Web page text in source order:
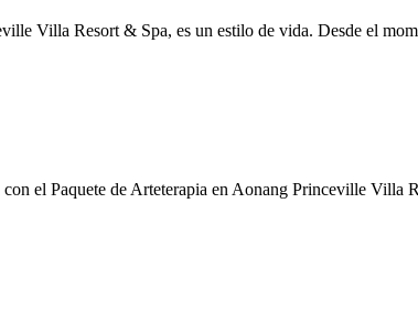
Villa Resort & Spa, es un estilo de vida. Desde el
el Paquete de Arteterapia en Aonang Princeville Villa